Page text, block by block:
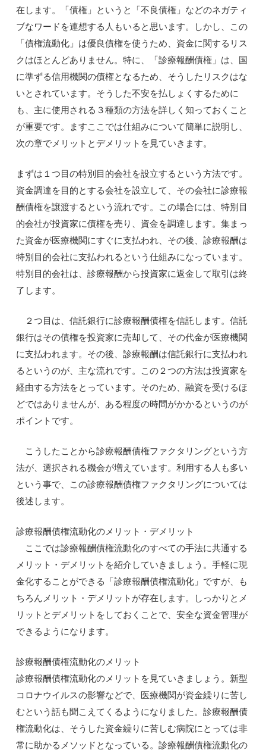
在します。「債権」というと「不良債権」などのネガティ
ブなワードを連想する人もいると思います。しかし、この
「債権流動化」は優良債権を使うため、資金に関するリス
クはほとんどありません。特に、「診療報酬債権」は、国
に準ずる信用機関の債権となるため、そうしたリスクはな
いとされています。そうした不安を払しょくするために
も、主に使用される３種類の方法を詳しく知っておくこと
が重要です。ますここでは仕組みについて簡単に説明し、
次の章でメリットとデメリットを見ていきます。
まずは１つ目の特別目的会社を設立するという方法です。
資金調達を目的とする会社を設立して、その会社に診療報
酬債権を譲渡するという流れです。この場合には、特別目
的会社が投資家に債権を売り、資金を調達します。集まっ
た資金が医療機関にすぐに支払われ、その後、診療報酬は
特別目的会社に支払われるという仕組みになっています。
特別目的会社は、診療報酬から投資家に返金して取引は終
了します。
２つ目は、信託銀行に診療報酬債権を信託します。信託
銀行はその債権を投資家に売却して、その代金が医療機関
に支払われます。その後、診療報酬は信託銀行に支払われ
るというのが、主な流れです。この２つの方法は投資家を
経由する方法をとっています。そのため、融資を受けるほ
どではありませんが、ある程度の時間がかかるというのが
ポイントです。
こうしたことから診療報酬債権ファクタリングという方
法が、選択される機会が増えています。利用する人も多い
という事で、この診療報酬債権ファクタリングについては
後述します。
診療報酬債権流動化のメリット・デメリット
ここでは診療報酬債権流動化のすべての手法に共通する
メリット・デメリットを紹介していきましょう。手軽に現
金化することができる「診療報酬債権流動化」ですが、も
ちろんメリット・デメリットが存在します。しっかりとメ
リットとデメリットをしておくことで、安全な資金管理が
できるようになります。
診療報酬債権流動化のメリット
診療報酬債権流動化のメリットを見ていきましょう。新型
コロナウイルスの影響などで、医療機関が資金繰りに苦し
むという話も聞こえてくるようになりました。診療報酬債
権流動化は、そうした資金繰りに苦しむ病院にとっては非
常に助かるメソッドとなっている。診療報酬債権流動化の